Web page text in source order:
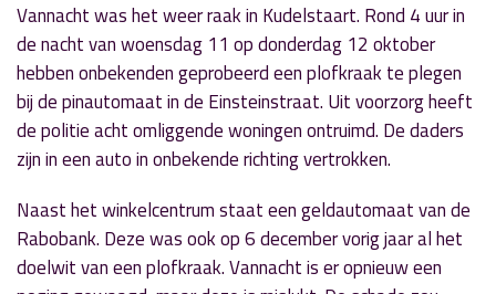
« Vorig nieuwsbericht
KWF Korenmarathon levert €9225,- op
» Volgend nieuwsbericht
Gemeente Aalsmeer start Duurzaamheidsfonds
12 oktober 2017
Vannacht was het weer raak in Kudelstaart. Rond 4 uur in
de nacht van woensdag 11 op donderdag 12 oktober
hebben onbekenden geprobeerd een plofkraak te plegen
bij de pinautomaat in de Einsteinstraat. Uit voorzorg heeft
de politie acht omliggende woningen ontruimd. De daders
zijn in een auto in onbekende richting vertrokken.
Naast het winkelcentrum staat een geldautomaat van de
Rabobank. Deze was ook op 6 december vorig jaar al het
doelwit van een plofkraak. Vannacht is er opnieuw een